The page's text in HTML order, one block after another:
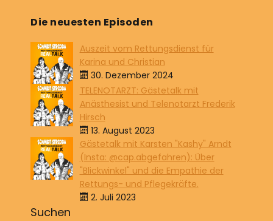
Die neuesten Episoden
Auszeit vom Rettungsdienst für
Karina und Christian
30. Dezember 2024
TELENOTARZT: Gästetalk mit
Anästhesist und Telenotarzt Frederik
Hirsch
13. August 2023
Gästetalk mit Karsten "Kashy" Arndt
(Insta: @cap.abgefahren): Über
"Blickwinkel" und die Empathie der
Rettungs- und Pflegekräfte.
2. Juli 2023
Suchen